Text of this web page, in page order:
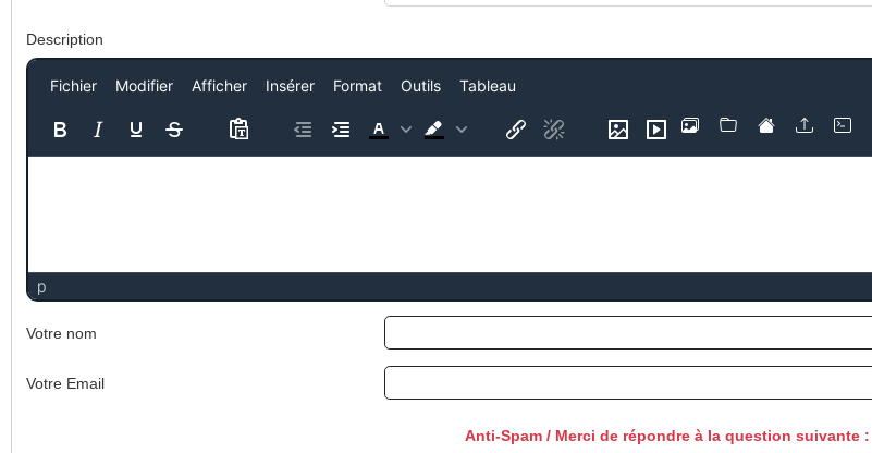
Description
Fichier Modifier Afficher Insérer Format Outils Tableau
p
Votre nom
Votre Email
Anti-Spam / Merci de répondre à la question suivante :